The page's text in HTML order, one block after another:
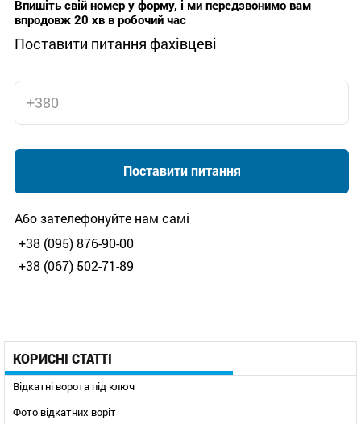
КОРИСНІ СТАТТІ
Відкатні ворота під ключ
Фото відкатних воріт
Впишіть свій номер у форму, і ми передзвонимо вам
впродовж 20 хв в робочий час
Поставити питання фахівцеві
Або зателефонуйте нам самі
+38 (095) 876-90-00
+38 (067) 502-71-89
Поставити питання